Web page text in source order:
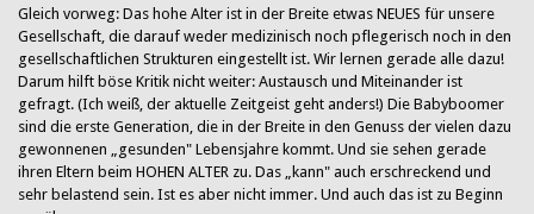
Gleich vorweg: Das hohe Alter ist in der Breite etwas NEUES für unsere
Gesellschaft, die darauf weder medizinisch noch pflegerisch noch in den
gesellschaftlichen Strukturen eingestellt ist. Wir lernen gerade alle dazu!
Darum hilft böse Kritik nicht weiter: Austausch und Miteinander ist
gefragt. (Ich weiß, der aktuelle Zeitgeist geht anders!) Die Babyboomer
sind die erste Generation, die in der Breite in den Genuss der vielen dazu
gewonnenen „gesunden" Lebensjahre kommt. Und sie sehen gerade
ihren Eltern beim HOHEN ALTER zu. Das „kann" auch erschreckend und
sehr belastend sein. Ist es aber nicht immer. Und auch das ist zu Beginn